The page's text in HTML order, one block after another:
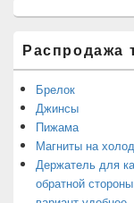
Распродажа
Брелок
Джинсы
Пижама
Магниты на
Держатель для
обратной